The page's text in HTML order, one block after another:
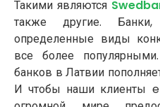
Такими являются
также другие. Банки,
определенные виды
все более
банков в Латвии
И чтобы наши клиенты